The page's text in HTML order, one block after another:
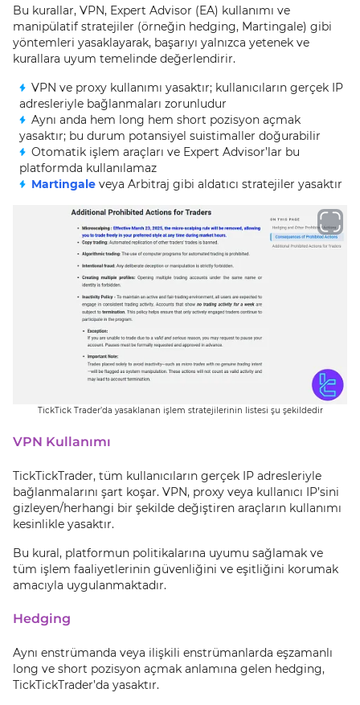
Bu kurallar, VPN, Expert Advisor (EA) kullanımı ve
manipülatif stratejiler (örneğin hedging, Martingale) gibi
yöntemleri yasaklayarak, başarıyı yalnızca yetenek ve
kurallara uyum temelinde değerlendirir.
VPN ve proxy kullanımı yasaktır; kullanıcıların gerçek IP
adresleriyle bağlanmaları zorunludur
Aynı anda hem long hem short pozisyon açmak
yasaktır; bu durum potansiyel suistimaller doğurabilir
Otomatik işlem araçları ve Expert Advisor’lar bu
platformda kullanılamaz
Martingale veya Arbitraj gibi aldatıcı stratejiler yasaktır
TickTick Trader’da yasaklanan işlem stratejilerinin listesi şu şekildedir
VPN Kullanımı
TickTickTrader, tüm kullanıcıların gerçek IP adresleriyle
bağlanmalarını şart koşar. VPN, proxy veya kullanıcı IP’sini
gizleyen/herhangi bir şekilde değiştiren araçların kullanımı
kesinlikle yasaktır.
Bu kural, platformun politikalarına uyumu sağlamak ve
tüm işlem faaliyetlerinin güvenliğini ve eşitliğini korumak
amacıyla uygulanmaktadır.
Hedging
Aynı enstrümanda veya ilişkili enstrümanlarda eşzamanlı
long ve short pozisyon açmak anlamına gelen hedging,
TickTickTrader’da yasaktır.